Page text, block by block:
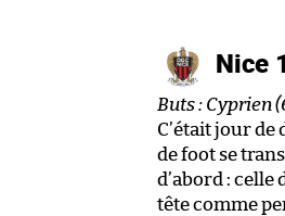
Nice
Buts : Cyprien
C’était jour
de foot se
d’abord :
tête comme